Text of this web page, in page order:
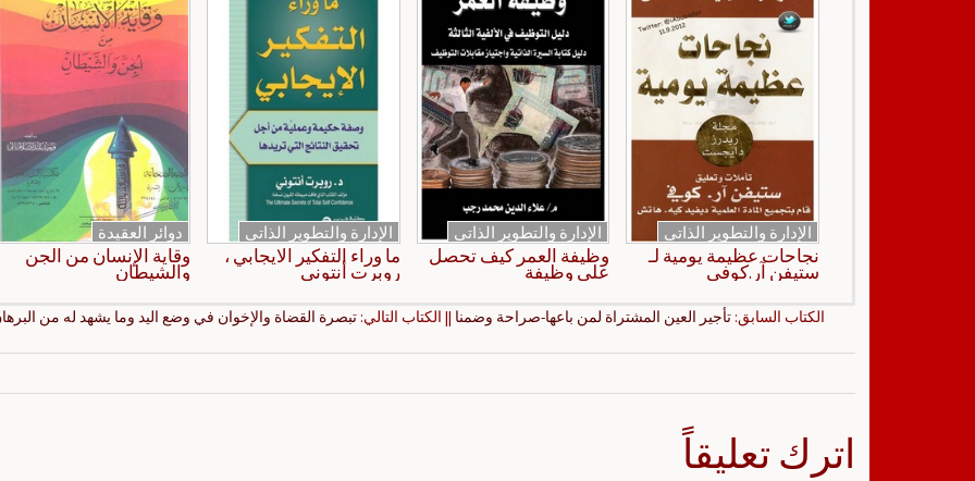
الإدارة والتطوير الذاتي
نجاحات عظيمة يومية لـ
ستيفن آر.كوفي
الإدارة والتطوير الذاتي
وظيفة العمر كيف تحصل
على وظيفة
الإدارة والتطوير الذاتي
ما وراء التفكير الايجابي ،
روبرت أنتوني
دوائر العقيدة
وقاية الإنسان من الجن
والشيطان
الكتاب السابق: تأجير العين المشتراة لمن باعها-صراحة وضمنا || الكتاب التالي: تبصرة القضاة والإخوان في وضع اليد وما يشهد له من
اترك تعليقاً